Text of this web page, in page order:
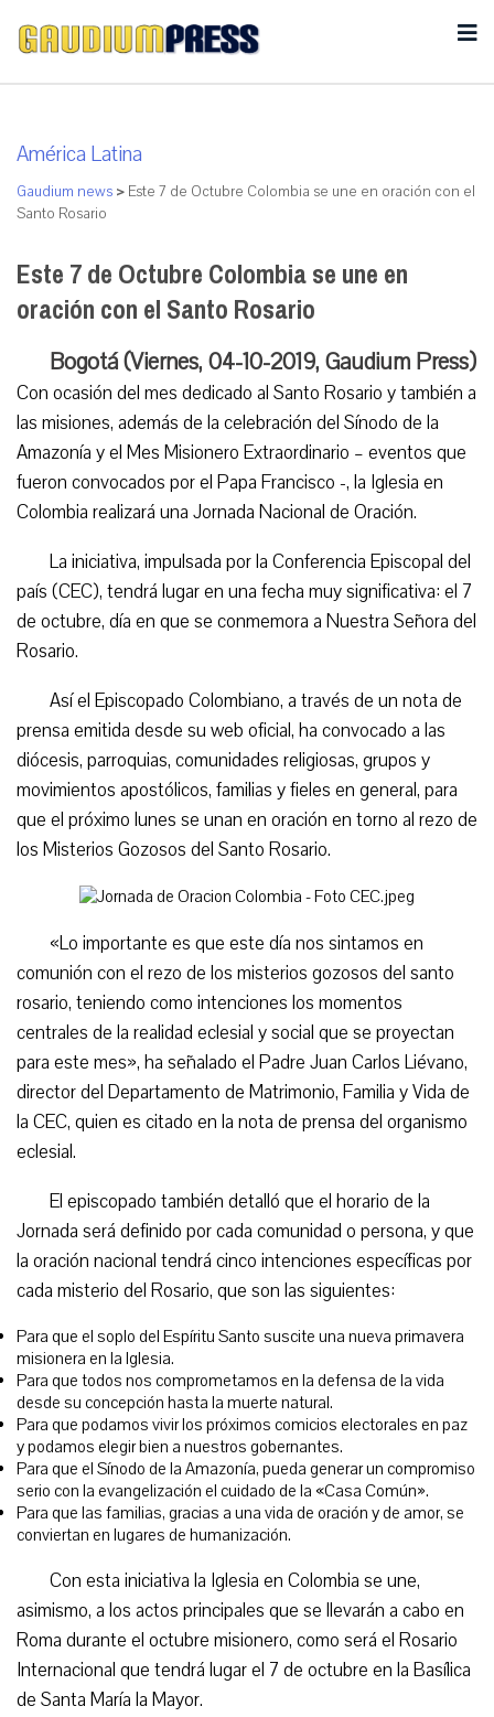
América Latina
Gaudium news > Este 7 de Octubre Colombia se une en oración con el
Santo Rosario
Este 7 de Octubre Colombia se une en
oración con el Santo Rosario
Bogotá (Viernes, 04-10-2019, Gaudium Press)
Con ocasión del mes dedicado al Santo Rosario y también a
las misiones, además de la celebración del Sínodo de la
Amazonía y el Mes Misionero Extraordinario – eventos que
fueron convocados por el Papa Francisco -, la Iglesia en
Colombia realizará una Jornada Nacional de Oración.
La iniciativa, impulsada por la Conferencia Episcopal del
país (CEC), tendrá lugar en una fecha muy significativa: el 7
de octubre, día en que se conmemora a Nuestra Señora del
Rosario.
Así el Episcopado Colombiano, a través de un nota de
prensa emitida desde su web oficial, ha convocado a las
diócesis, parroquias, comunidades religiosas, grupos y
movimientos apostólicos, familias y fieles en general, para
que el próximo lunes se unan en oración en torno al rezo de
los Misterios Gozosos del Santo Rosario.
«Lo importante es que este día nos sintamos en
comunión con el rezo de los misterios gozosos del santo
rosario, teniendo como intenciones los momentos
centrales de la realidad eclesial y social que se proyectan
para este mes», ha señalado el Padre Juan Carlos Liévano,
director del Departamento de Matrimonio, Familia y Vida de
la CEC, quien es citado en la nota de prensa del organismo
eclesial.
El episcopado también detalló que el horario de la
Jornada será definido por cada comunidad o persona, y que
la oración nacional tendrá cinco intenciones específicas por
cada misterio del Rosario, que son las siguientes:
Para que el soplo del Espíritu Santo suscite una nueva primavera
misionera en la Iglesia.
Para que todos nos comprometamos en la defensa de la vida
desde su concepción hasta la muerte natural.
Para que podamos vivir los próximos comicios electorales en paz
y podamos elegir bien a nuestros gobernantes.
Para que el Sínodo de la Amazonía, pueda generar un compromiso
serio con la evangelización el cuidado de la «Casa Común».
Para que las familias, gracias a una vida de oración y de amor, se
conviertan en lugares de humanización.
Con esta iniciativa la Iglesia en Colombia se une,
asimismo, a los actos principales que se llevarán a cabo en
Roma durante el octubre misionero, como será el Rosario
Internacional que tendrá lugar el 7 de octubre en la Basílica
de Santa María la Mayor.